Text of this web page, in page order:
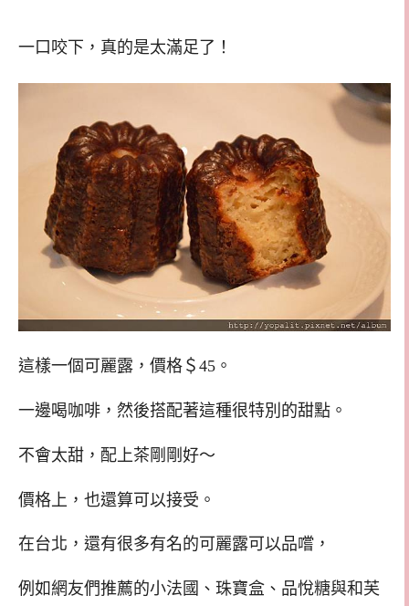
一口咬下，真的是太滿足了！
這樣一個可麗露，價格＄45。
一邊喝咖啡，然後搭配著這種很特別的甜點。
不會太甜，配上茶剛剛好～
價格上，也還算可以接受。
在台北，還有很多有名的可麗露可以品嚐，
例如網友們推薦的小法國、珠寶盒、品悅糖與和芙